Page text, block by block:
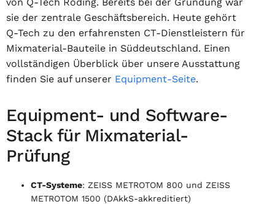
sie der zentrale Geschäftsbereich. Heute gehört
Q-Tech zu den erfahrensten CT-Dienstleistern für
Mixmaterial-Bauteile in Süddeutschland. Einen
vollständigen Überblick über unsere Ausstattung
finden Sie auf unserer Equipment-Seite.
Equipment- und Software-
Stack für Mixmaterial-
Prüfung
CT-Systeme: ZEISS METROTOM 800 und ZEISS
METROTOM 1500 (DAkkS-akkreditiert)